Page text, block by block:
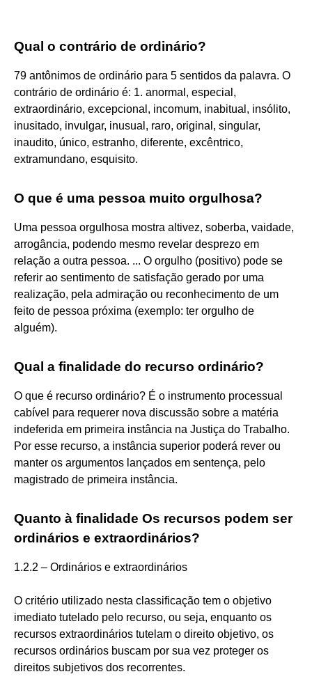
Qual o contrário de ordinário?
79 antônimos de ordinário para 5 sentidos da palavra. O
contrário de ordinário é: 1. anormal, especial,
extraordinário, excepcional, incomum, inabitual, insólito,
inusitado, invulgar, inusual, raro, original, singular,
inaudito, único, estranho, diferente, excêntrico,
extramundano, esquisito.
O que é uma pessoa muito orgulhosa?
Uma pessoa orgulhosa mostra altivez, soberba, vaidade,
arrogância, podendo mesmo revelar desprezo em
relação a outra pessoa. ... O orgulho (positivo) pode se
referir ao sentimento de satisfação gerado por uma
realização, pela admiração ou reconhecimento de um
feito de pessoa próxima (exemplo: ter orgulho de
alguém).
Qual a finalidade do recurso ordinário?
O que é recurso ordinário? É o instrumento processual
cabível para requerer nova discussão sobre a matéria
indeferida em primeira instância na Justiça do Trabalho.
Por esse recurso, a instância superior poderá rever ou
manter os argumentos lançados em sentença, pelo
magistrado de primeira instância.
Quanto à finalidade Os recursos podem ser
ordinários e extraordinários?
1.2.2 – Ordinários e extraordinários
O critério utilizado nesta classificação tem o objetivo
imediato tutelado pelo recurso, ou seja, enquanto os
recursos extraordinários tutelam o direito objetivo, os
recursos ordinários buscam por sua vez proteger os
direitos subjetivos dos recorrentes.